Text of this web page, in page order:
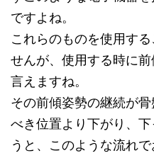
ですよね。
これらのものを使用す
せんが、使用する時に
言えますね。
その前傾姿勢の継続が
べき位置より下がり、
うと、このような流れで